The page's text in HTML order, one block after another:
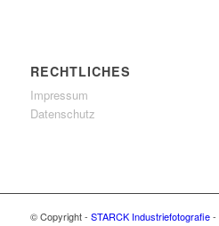
RECHTLICHES
Impressum
Datenschutz
© Copyright - STARCK Industriefotografie-